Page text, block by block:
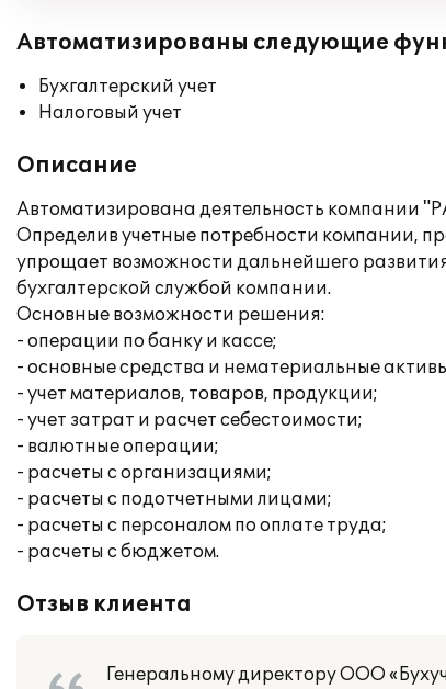
Автоматизированы следующие
Бухгалтерский учет
Налоговый учет
Описание
Автоматизирована деятельность компании
Определив учетные потребности компании,
упрощает возможности дальнейшего
бухгалтерской службой компании.
Основные возможности решения:
- операции по банку и кассе;
- основные средства и нематериальные
- учет материалов, товаров, продукции;
- учет затрат и расчет себестоимости;
- валютные операции;
- расчеты с организациями;
- расчеты с подотчетными лицами;
- расчеты с персоналом по оплате труда;
- расчеты с бюджетом.
Отзыв клиента
Генеральному директору ООО